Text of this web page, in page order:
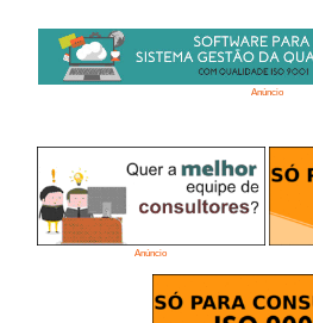
Anúncio
Anúncio